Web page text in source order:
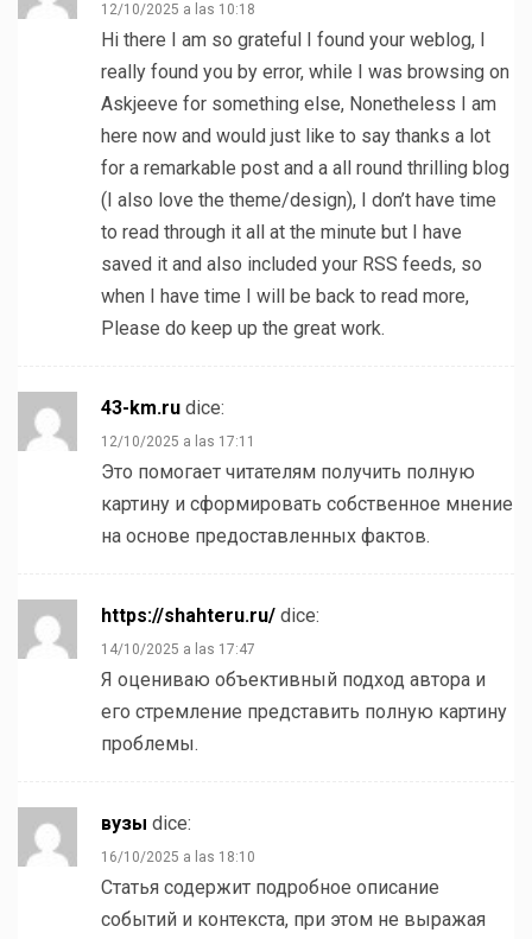
12/10/2025 a las 10:18
Hi there I am so grateful I found your weblog, I
really found you by error, while I was browsing on
Askjeeve for something else, Nonetheless I am
here now and would just like to say thanks a lot
for a remarkable post and a all round thrilling blog
(I also love the theme/design), I don’t have time
to read through it all at the minute but I have
saved it and also included your RSS feeds, so
when I have time I will be back to read more,
Please do keep up the great work.
43-km.ru dice:
12/10/2025 a las 17:11
Это помогает читателям получить полную
картину и сформировать собственное мнение
на основе предоставленных фактов.
https://shahteru.ru/ dice:
14/10/2025 a las 17:47
Я оцениваю объективный подход автора и
его стремление представить полную картину
проблемы.
вузы dice:
16/10/2025 a las 18:10
Статья содержит подробное описание
событий и контекста, при этом не выражая